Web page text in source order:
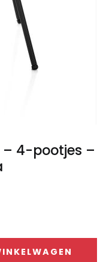
– 4-pootjes –